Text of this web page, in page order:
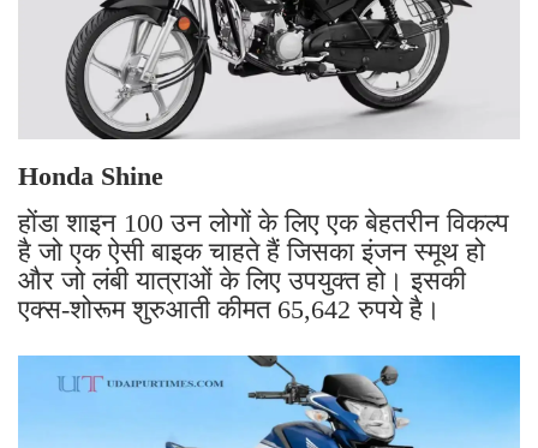
Honda Shine
होंडा शाइन 100 उन लोगों के लिए एक बेहतरीन विकल्प
है जो एक ऐसी बाइक चाहते हैं जिसका इंजन स्मूथ हो
और जो लंबी यात्राओं के लिए उपयुक्त हो। इसकी
एक्स-शोरूम शुरुआती कीमत 65,642 रुपये है।